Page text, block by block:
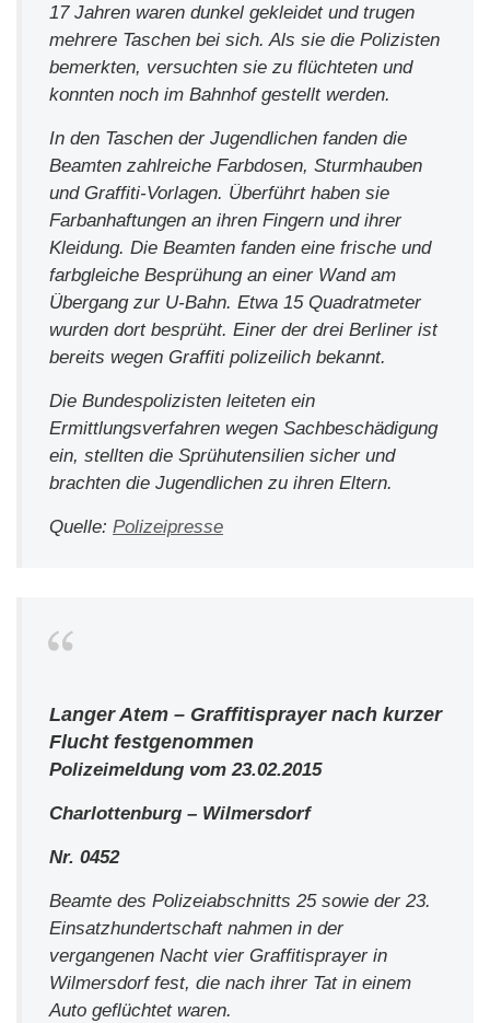
17 Jahren waren dunkel gekleidet und trugen
mehrere Taschen bei sich. Als sie die Polizisten
bemerkten, versuchten sie zu flüchteten und
konnten noch im Bahnhof gestellt werden.
In den Taschen der Jugendlichen fanden die
Beamten zahlreiche Farbdosen, Sturmhauben
und Graffiti-Vorlagen. Überführt haben sie
Farbanhaftungen an ihren Fingern und ihrer
Kleidung. Die Beamten fanden eine frische und
farbgleiche Besprühung an einer Wand am
Übergang zur U-Bahn. Etwa 15 Quadratmeter
wurden dort besprüht. Einer der drei Berliner ist
bereits wegen Graffiti polizeilich bekannt.
Die Bundespolizisten leiteten ein
Ermittlungsverfahren wegen Sachbeschädigung
ein, stellten die Sprühutensilien sicher und
brachten die Jugendlichen zu ihren Eltern.
Quelle: Polizeipresse
Langer Atem – Graffitisprayer nach kurzer
Flucht festgenommen
Polizeimeldung vom 23.02.2015
Charlottenburg – Wilmersdorf
Nr. 0452
Beamte des Polizeiabschnitts 25 sowie der 23.
Einsatzhundertschaft nahmen in der
vergangenen Nacht vier Graffitisprayer in
Wilmersdorf fest, die nach ihrer Tat in einem
Auto geflüchtet waren.